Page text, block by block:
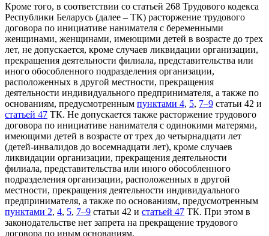
Кроме того, в соответствии со статьей 268 Трудового кодекса
Республики Беларусь (далее – ТК) расторжение трудового
договора по инициативе нанимателя с беременными
женщинами, женщинами, имеющими детей в возрасте до трех
лет, не допускается, кроме случаев ликвидации организации,
прекращения деятельности филиала, представительства или
иного обособленного подразделения организации,
расположенных в другой местности, прекращения
деятельности индивидуального предпринимателя, а также по
основаниям, предусмотренным пунктами 4, 5, 7–9 статьи 42 и
статьей 47 ТК. Не допускается также расторжение трудового
договора по инициативе нанимателя с одинокими матерями,
имеющими детей в возрасте от трех до четырнадцати лет
(детей-инвалидов до восемнадцати лет), кроме случаев
ликвидации организации, прекращения деятельности
филиала, представительства или иного обособленного
подразделения организации, расположенных в другой
местности, прекращения деятельности индивидуального
предпринимателя, а также по основаниям, предусмотренным
пунктами 2, 4, 5, 7–9 статьи 42 и статьей 47 ТК. При этом в
законодательстве нет запрета на прекращение трудового
договора по иным основаниям.